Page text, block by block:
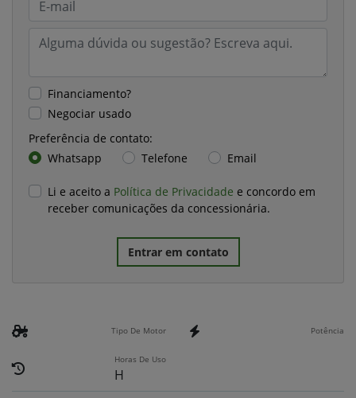
Financiamento?
Negociar usado
Preferência de contato:
Whatsapp
Telefone Email
Li e aceito a Política de Privacidade e concordo em
receber comunicações da concessionária.
Entrar em contato
Tipo De Motor Potência
Horas De Uso
H